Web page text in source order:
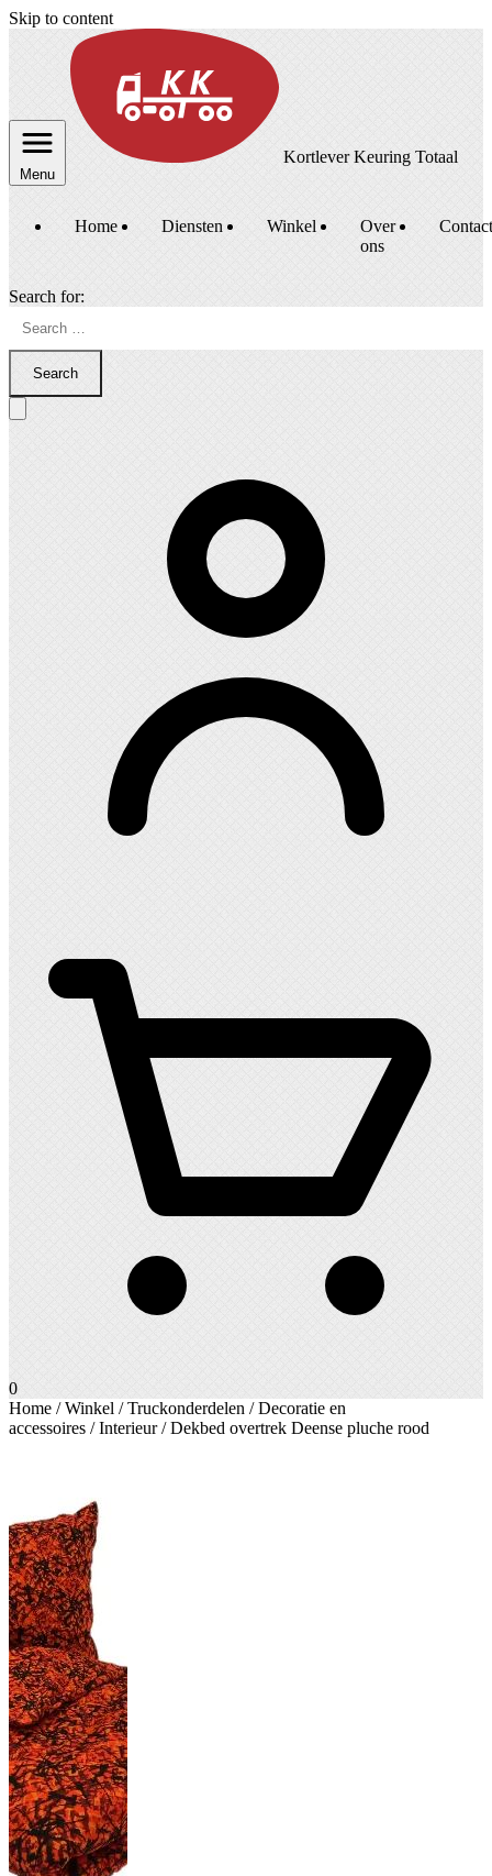
Skip to content
Menu
Kortlever Keuring Totaal
Home Diensten Winkel
Over
ons
Contact
Search for:
Search
0
Home /Winkel /Truckonderdelen /Decoratie en
accessoires /Interieur/ Dekbed overtrek Deense pluche rood